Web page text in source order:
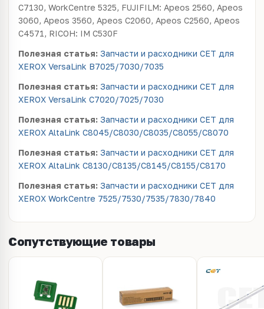
C7130, WorkCentre 5325, FUJIFILM: Apeos 2560, Apeos
3060, Apeos 3560, Apeos C2060, Apeos C2560, Apeos
C4571, RICOH: IM C530F
Полезная статья: Запчасти и расходники CET для
XEROX VersaLink B7025/7030/7035
Полезная статья: Запчасти и расходники CET для
XEROX VersaLink C7020/7025/7030
Полезная статья: Запчасти и расходники CET для
XEROX AltaLink C8045/C8030/C8035/C8055/C8070
Полезная статья: Запчасти и расходники CET для
XEROX AltaLink C8130/C8135/C8145/C8155/C8170
Полезная статья: Запчасти и расходники CET для
XEROX WorkCentre 7525/7530/7535/7830/7840
Сопутствующие товары